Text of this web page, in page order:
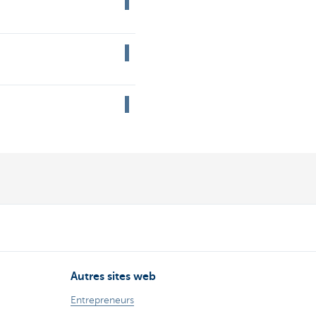
Autres sites web
Entrepreneurs